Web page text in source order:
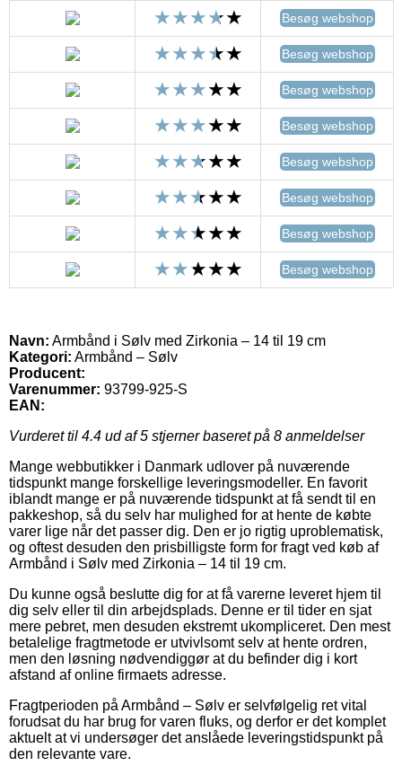
Besøg webshop
Besøg webshop
Besøg webshop
Besøg webshop
Besøg webshop
Besøg webshop
Besøg webshop
Besøg webshop
Navn: Armbånd i Sølv med Zirkonia – 14 til 19 cm
Kategori: Armbånd – Sølv
Producent:
Varenummer: 93799-925-S
EAN:
Vurderet til 4.4 ud af 5 stjerner baseret på 8 anmeldelser
Mange webbutikker i Danmark udlover på nuværende
tidspunkt mange forskellige leveringsmodeller. En favorit
iblandt mange er på nuværende tidspunkt at få sendt til en
pakkeshop, så du selv har mulighed for at hente de købte
varer lige når det passer dig. Den er jo rigtig uproblematisk,
og oftest desuden den prisbilligste form for fragt ved køb af
Armbånd i Sølv med Zirkonia – 14 til 19 cm.
Du kunne også beslutte dig for at få varerne leveret hjem til
dig selv eller til din arbejdsplads. Denne er til tider en sjat
mere pebret, men desuden ekstremt ukompliceret. Den mest
betalelige fragtmetode er utvivlsomt selv at hente ordren,
men den løsning nødvendiggør at du befinder dig i kort
afstand af online firmaets adresse.
Fragtperioden på Armbånd – Sølv er selvfølgelig ret vital
forudsat du har brug for varen fluks, og derfor er det komplet
aktuelt at vi undersøger det anslåede leveringstidspunkt på
den relevante vare.